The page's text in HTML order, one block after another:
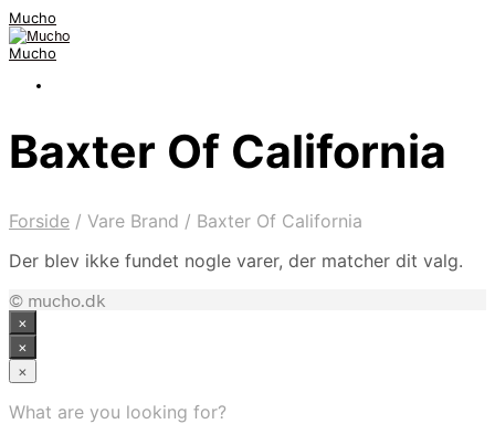
Mucho
Mucho
Baxter Of California
Forside / Vare Brand / Baxter Of California
Der blev ikke fundet nogle varer, der matcher dit valg.
© mucho.dk
×
×
×
What are you looking for?